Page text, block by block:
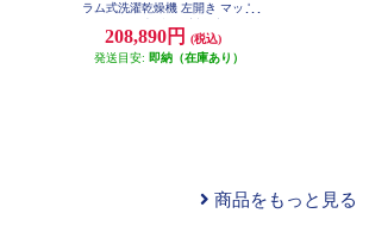
ラム式洗濯乾燥機 左開き マット
LX113EL-W
208,890円
(税込)
発送目安: 即納（在庫あり）
商品をもっと見る